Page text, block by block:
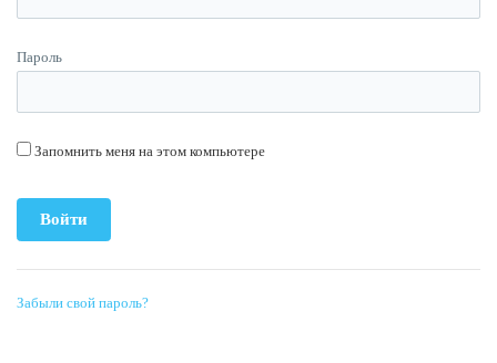
Пароль
Запомнить меня на этом компьютере
Забыли свой пароль?